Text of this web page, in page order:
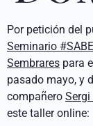
Por petición del
Seminario
Sembrares para
pasado mayo, y
compañero Sergi
este taller online: